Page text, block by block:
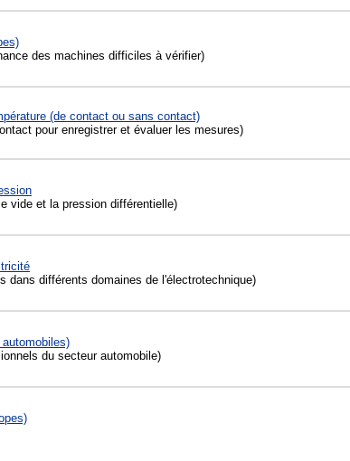
des machines difficiles à vérifier)
(de contact ou sans contact)
pour enregistrer et évaluer les mesures)
vide et la pression différentielle)
différents domaines de l'électrotechnique)
du secteur automobile)